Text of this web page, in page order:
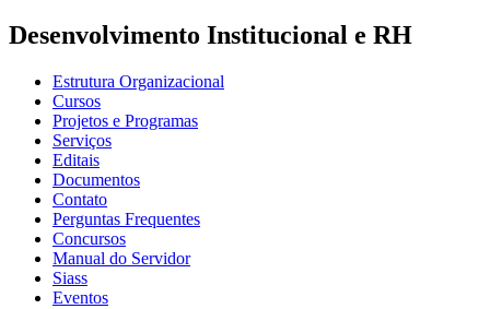
Desenvolvimento Institucional e RH
Estrutura Organizacional
Cursos
Projetos e Programas
Serviços
Editais
Documentos
Contato
Perguntas Frequentes
Concursos
Manual do Servidor
Siass
Eventos